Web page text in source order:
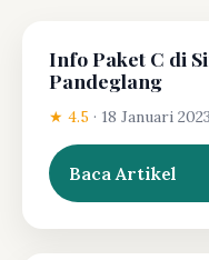
Info Paket C di
Pandeglang
★ 4.5 · 18 Januari 2023
Baca Artikel